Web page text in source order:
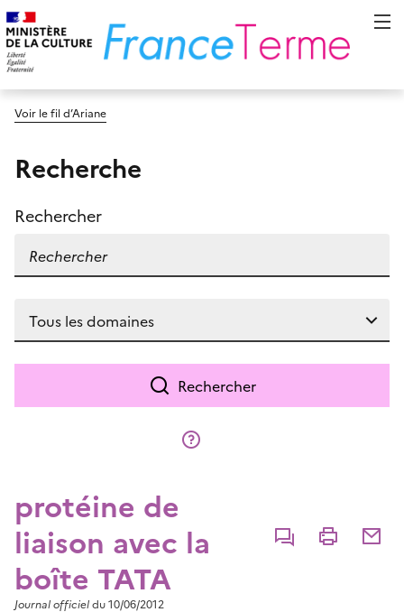
Voir le fil d’Ariane
Recherche
Rechercher
Rechercher
protéine de
liaison avec la
boîte TATA
CommenterImprimer
Journal officieldu 10/06/2012